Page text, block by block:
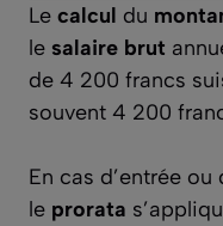
Le calcul du
le salaire brut
de 4 200 francs
souvent 4 200
En cas d’entrée
le prorata